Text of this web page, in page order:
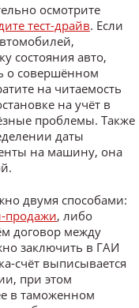
осмотрите
тест-драйв. Если
состояния авто,
о совершённом
на читаемость
на учёт в
проблемы. Также
даты
на машину, она
двумя способами:
продажи, либо
договор между
заключить в ГАИ
счёт выписывается
при этом
в таможенном